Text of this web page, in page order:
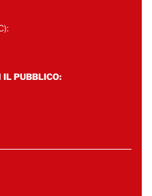
IL PUBBLICO: